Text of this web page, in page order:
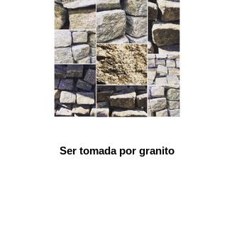
Ser tomada por granito